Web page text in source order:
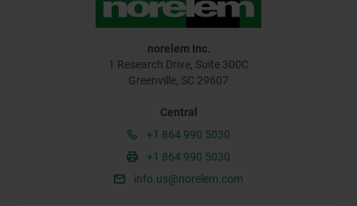
norelem Inc.
1 Research Drive, Suite 300C
Greenville, SC 29607
Central
+1 864 990 5030
+1 864 990 5030
info.us@norelem.com